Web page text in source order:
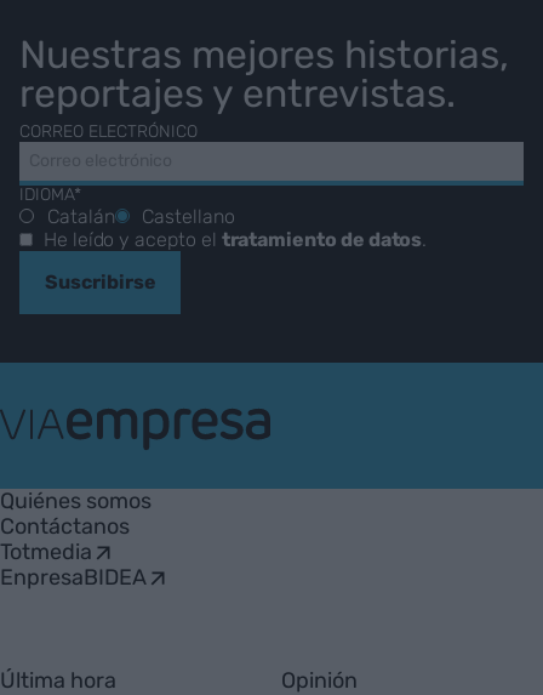
Nuestras mejores historias,
reportajes y entrevistas.
CORREO ELECTRÓNICO
IDIOMA*
Catalán
Castellano
He leído y acepto el tratamiento de datos.
Suscribirse
Empresa
Quiénes somos
Contáctanos
Totmedia
EnpresaBIDEA
Última hora Opinión